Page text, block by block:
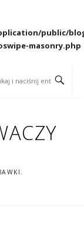
public/
masonry.php